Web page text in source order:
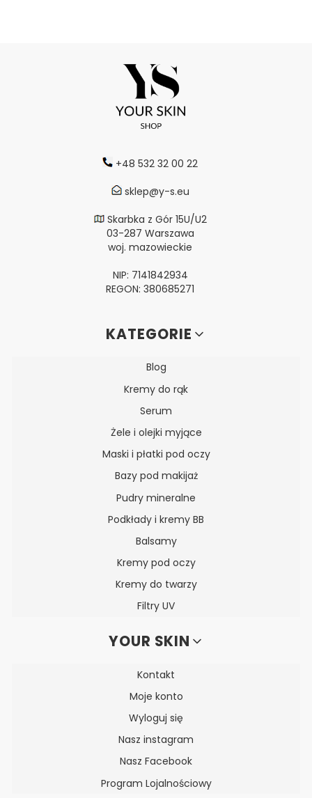
+48 532 32 00 22
sklep@y-s.eu
Skarbka z Gór 15U/U2
03-287 Warszawa
woj. mazowieckie
NIP: 7141842934
REGON: 380685271
Linki w stopceKATEGORIE
Blog
Kremy do rąk
Serum
Żele i olejki myjące
Maski i płatki pod oczy
Bazy pod makijaż
Pudry mineralne
Podkłady i kremy BB
Balsamy
Kremy pod oczy
Kremy do twarzy
Filtry UV
YOUR SKIN
Kontakt
Moje konto
Wyloguj się
Nasz instagram
Nasz Facebook
Program Lojalnościowy